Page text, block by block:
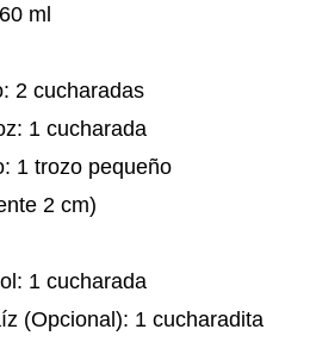
ml
2 cucharadas
1 cucharada
1 trozo pequeño
2 cm)
1 cucharada
(Opcional): 1 cucharadita